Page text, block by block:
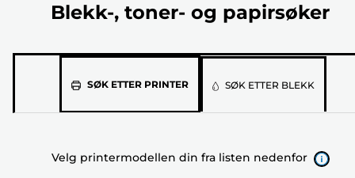
Blekk-, toner- og papirsøker
SØK ETTER PRINTERVelg
listen
SØK ETTER BLEKK
Velg printermodellen din fra listen nedenfor